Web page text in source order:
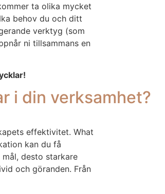
ta olika mycket
behov du och ditt
verktyg (som
ni tillsammans en
i din verksamhet?
effektivitet. What
kan du få
desto starkare
och göranden. Från